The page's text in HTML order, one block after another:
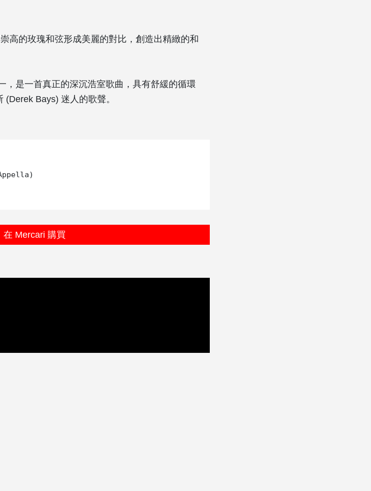
高的玫瑰和弦形成美麗的對比，創造出精緻的和
，是一首真正的深沉浩室歌曲，具有舒緩的循環
Bays) 迷人的歌聲。
在 Mercari 購買